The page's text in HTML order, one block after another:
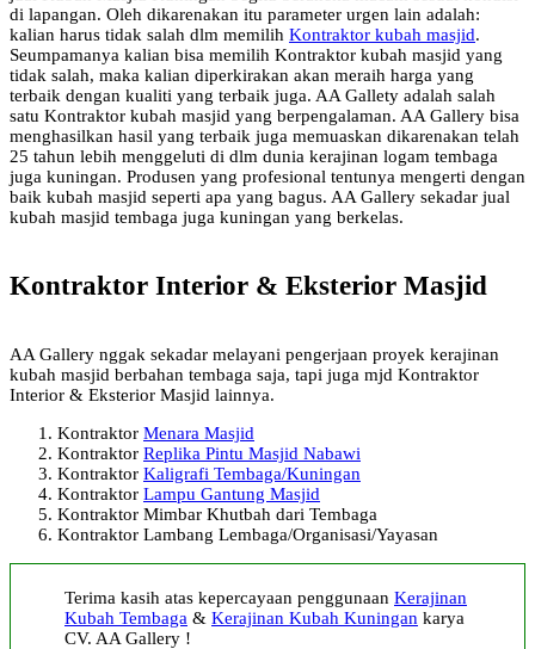
di lapangan. Oleh dikarenakan itu parameter urgen lain adalah:
kalian harus tidak salah dlm memilih Kontraktor kubah masjid.
Seumpamanya kalian bisa memilih Kontraktor kubah masjid yang
tidak salah, maka kalian diperkirakan akan meraih harga yang
terbaik dengan kualiti yang terbaik juga. AA Gallety adalah salah
satu Kontraktor kubah masjid yang berpengalaman. AA Gallery bisa
menghasilkan hasil yang terbaik juga memuaskan dikarenakan telah
25 tahun lebih menggeluti di dlm dunia kerajinan logam tembaga
juga kuningan. Produsen yang profesional tentunya mengerti dengan
baik kubah masjid seperti apa yang bagus. AA Gallery sekadar jual
kubah masjid tembaga juga kuningan yang berkelas.
Kontraktor Interior & Eksterior Masjid
AA Gallery nggak sekadar melayani pengerjaan proyek kerajinan
kubah masjid berbahan tembaga saja, tapi juga mjd Kontraktor
Interior & Eksterior Masjid lainnya.
Kontraktor Menara Masjid
Kontraktor Replika Pintu Masjid Nabawi
Kontraktor Kaligrafi Tembaga/Kuningan
Kontraktor Lampu Gantung Masjid
Kontraktor Mimbar Khutbah dari Tembaga
Kontraktor Lambang Lembaga/Organisasi/Yayasan
Terima kasih atas kepercayaan penggunaan Kerajinan
Kubah Tembaga & Kerajinan Kubah Kuningan karya
CV. AA Gallery !